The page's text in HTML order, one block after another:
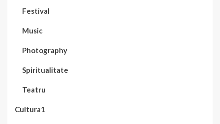
Festival
Music
Photography
Spiritualitate
Teatru
Cultura1